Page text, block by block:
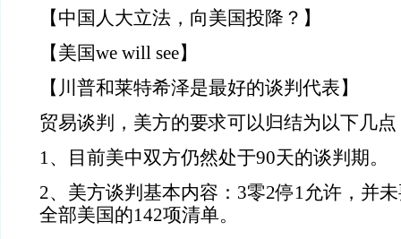
【中国人大立法，向美国投降？】
【美国we will see】
【川普和莱特希泽是最好的谈判代表】
贸易谈判，美方的要求可以归结为以下几点
1、目前美中双方仍然处于90天的谈判期。
2、美方谈判基本内容：3零2停1允许，并
全部美国的142项清单。